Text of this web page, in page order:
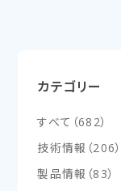
カテゴリー
すべて （682）
技術情報 （206）
製品情報 （83）